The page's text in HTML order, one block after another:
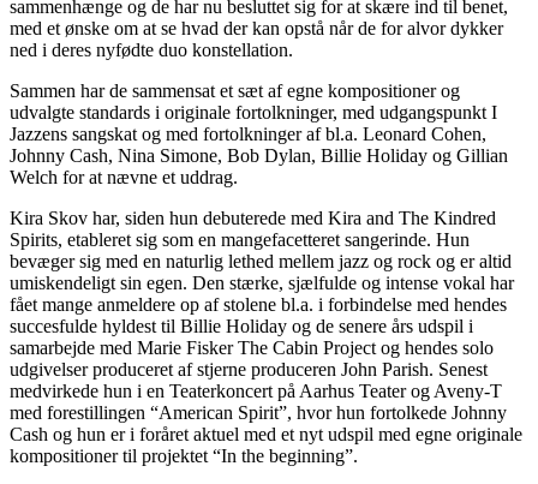
sammenhænge og de har nu besluttet sig for at skære ind til benet,
med et ønske om at se hvad der kan opstå når de for alvor dykker
ned i deres nyfødte duo konstellation.
Sammen har de sammensat et sæt af egne kompositioner og
udvalgte standards i originale fortolkninger, med udgangspunkt I
Jazzens sangskat og med fortolkninger af bl.a. Leonard Cohen,
Johnny Cash, Nina Simone, Bob Dylan, Billie Holiday og Gillian
Welch for at nævne et uddrag.
Kira Skov har, siden hun debuterede med Kira and The Kindred
Spirits, etableret sig som en mangefacetteret sangerinde. Hun
bevæger sig med en naturlig lethed mellem jazz og rock og er altid
umiskendeligt sin egen. Den stærke, sjælfulde og intense vokal har
fået mange anmeldere op af stolene bl.a. i forbindelse med hendes
succesfulde hyldest til Billie Holiday og de senere års udspil i
samarbejde med Marie Fisker The Cabin Project og hendes solo
udgivelser produceret af stjerne produceren John Parish. Senest
medvirkede hun i en Teaterkoncert på Aarhus Teater og Aveny-T
med forestillingen “American Spirit”, hvor hun fortolkede Johnny
Cash og hun er i foråret aktuel med et nyt udspil med egne originale
kompositioner til projektet “In the beginning”.